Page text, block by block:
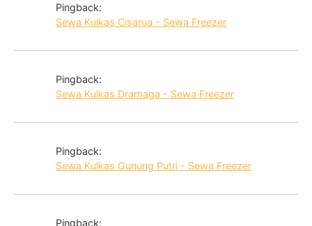
Pingback:
Sewa Kulkas Cisarua - Sewa Freezer
Pingback:
Sewa Kulkas Dramaga - Sewa Freezer
Pingback:
Sewa Kulkas Gunung Putri - Sewa Freezer
Pingback: